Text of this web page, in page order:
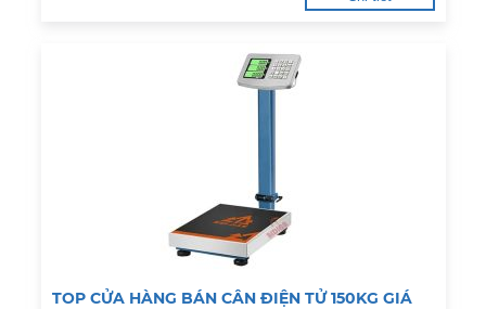
TOP CỬA HÀNG BÁN CÂN ĐIỆN TỬ 150KG GIÁ